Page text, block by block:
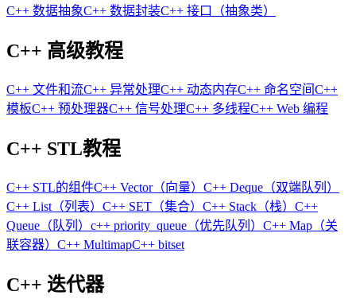
C++ 数据抽象C++ 数据封装C++ 接口（抽象类）
C++ 高级教程
C++ 文件和流C++ 异常处理C++ 动态内存C++ 命名空间C++
模板C++ 预处理器C++ 信号处理C++ 多线程C++ Web 编程
C++ STL教程
C++ STL的组件C++ Vector（向量） C++ Deque（双端队列）
C++ List（列表） C++ SET（集合） C++ Stack（栈） C++
Queue（队列） c++ priority_queue（优先队列） C++ Map（关
联容器） C++ MultimapC++ bitset
C++ 迭代器